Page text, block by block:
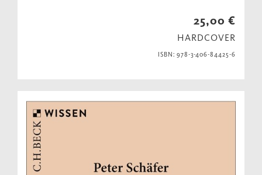
25,00 €
HARDCOVER
ISBN: 978-3-406-84425-6